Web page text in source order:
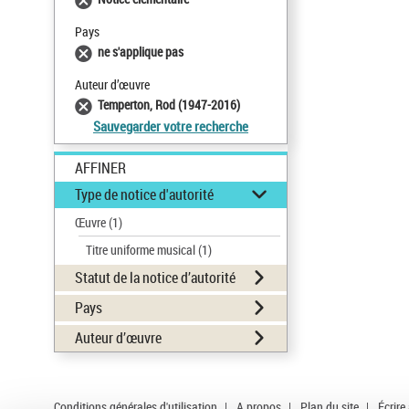
Pays
ne s'applique pas
Auteur d’œuvre
Temperton, Rod (1947-2016)
Sauvegarder votre recherche
AFFINER
Type de notice d'autorité
Œuvre(1)
Titre uniforme musical(1)
Statut de la notice d’autorité
Pays
Auteur d’œuvre